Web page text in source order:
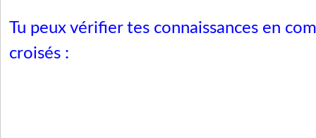
Tu peux vérifier tes connaissances en
croisés :